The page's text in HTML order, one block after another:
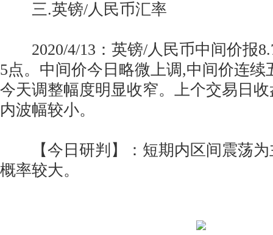
三.英镑/人民币汇率
2020/4/13：英镑/人民币中间价报
5点。中间价今日略微上调,中间价连续
今天调整幅度明显收窄。上个交易日
内波幅较小。
【今日研判】：短期内区间震荡为
概率较大。